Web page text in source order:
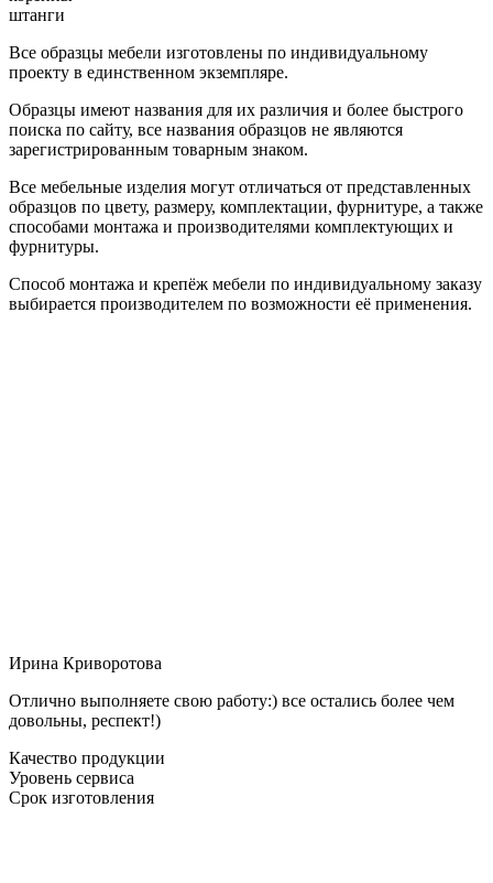
штанги
Все образцы мебели изготовлены по индивидуальному
проекту в единственном экземпляре.
Образцы имеют названия для их различия и более быстрого
поиска по сайту, все названия образцов не являются
зарегистрированным товарным знаком.
Все мебельные изделия могут отличаться от представленных
образцов по цвету, размеру, комплектации, фурнитуре, а также
способами монтажа и производителями комплектующих и
фурнитуры.
Способ монтажа и крепёж мебели по индивидуальному заказу
выбирается производителем по возможности её применения.
Ирина Криворотова
Отлично выполняете свою работу:) все остались более чем
довольны, респект!)
Качество продукции
Уровень сервиса
Срок изготовления